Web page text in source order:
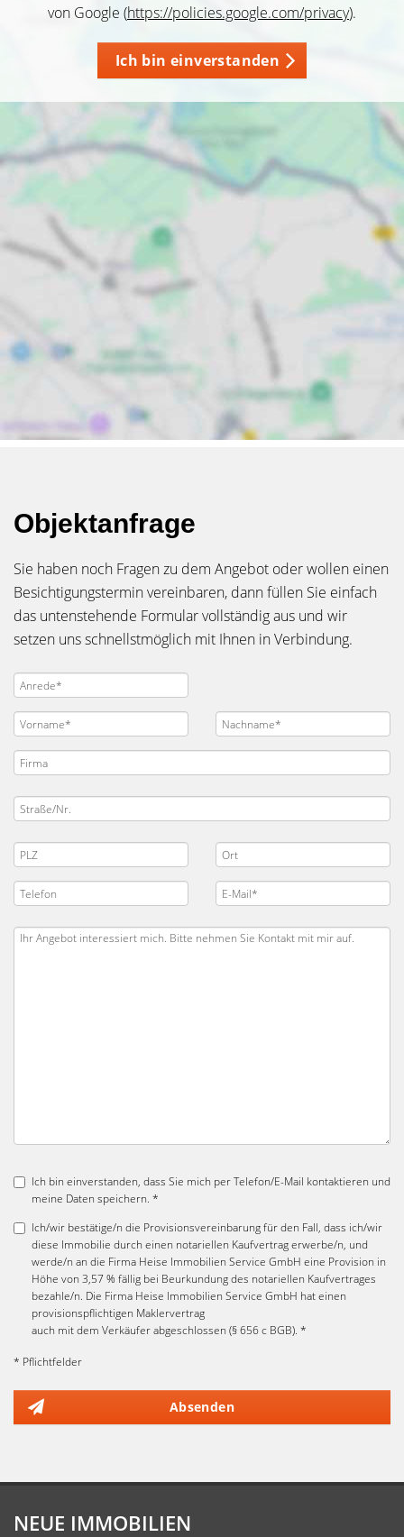
von Google (https://policies.google.com/privacy).
Ich bin einverstanden
Objektanfrage
Sie haben noch Fragen zu dem Angebot oder wollen einen
Besichtigungstermin vereinbaren, dann füllen Sie einfach
das untenstehende Formular vollständig aus und wir
setzen uns schnellstmöglich mit Ihnen in Verbindung.
Ich bin einverstanden, dass Sie mich per Telefon/E-Mail kontaktieren und
meine Daten speichern. *
Ich/wir bestätige/n die Provisionsvereinbarung für den Fall, dass ich/wir
diese Immobilie durch einen notariellen Kaufvertrag erwerbe/n, und
werde/n an die Firma Heise Immobilien Service GmbH eine Provision in
Höhe von 3,57 % fällig bei Beurkundung des notariellen Kaufvertrages
bezahle/n. Die Firma Heise Immobilien Service GmbH hat einen
provisionspflichtigen Maklervertrag
auch mit dem Verkäufer abgeschlossen (§ 656 c BGB). *
* Pflichtfelder
Absenden
NEUE IMMOBILIEN